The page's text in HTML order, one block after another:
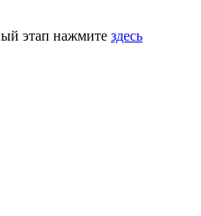
этап нажмите здесь